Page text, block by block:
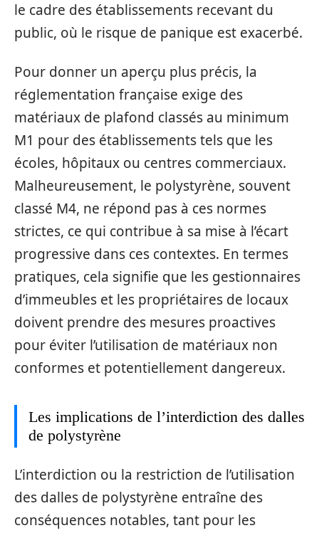
le cadre des établissements recevant du
public, où le risque de panique est exacerbé.
Pour donner un aperçu plus précis, la
réglementation française exige des
matériaux de plafond classés au minimum
M1 pour des établissements tels que les
écoles, hôpitaux ou centres commerciaux.
Malheureusement, le polystyrène, souvent
classé M4, ne répond pas à ces normes
strictes, ce qui contribue à sa mise à l’écart
progressive dans ces contextes. En termes
pratiques, cela signifie que les gestionnaires
d’immeubles et les propriétaires de locaux
doivent prendre des mesures proactives
pour éviter l’utilisation de matériaux non
conformes et potentiellement dangereux.
Les implications de l’interdiction des dalles
de polystyrène
L’interdiction ou la restriction de l’utilisation
des dalles de polystyrène entraîne des
conséquences notables, tant pour les